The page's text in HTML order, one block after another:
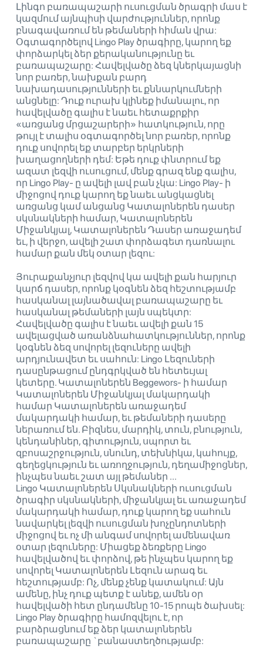
Լինգո բառապաշարի ուսուցման ծրագրի մաս է
կազմում այնպիսի վարժություններ, որոնք
բնագավառում են թեմաների հիման վրա:
Օգտագործելով Lingo Play ծրագիրը, կարող եք
փորձարկել ձեր քերականությունը եւ
բառապաշարը: Հավելվածը ձեզ կներկայացնի
նոր բառեր, նախքան բարդ
նախադասությունների եւ քննարկումների
անցնելը: Դուք ուրախ կլինեք իմանալու, որ
հավելվածը գալիս է նաեւ հետաքրքիր
«առցանց մրցաշարերի» հատկություն, որը
թույլ է տալիս օգտագործել նոր բառեր, որոնք
դուք սովորել եք տարբեր երկրների
խաղացողների դեմ: Եթե ​​դուք փնտրում եք
ազատ լեզվի ուսուցում, մենք գրազ ենք գալիս,
որ Lingo Play- ը ավելի լավ բան չկա: Lingo Play- ի
միջոցով դուք կարող եք նաեւ անցկացնել
առցանց կամ անցանց Կատալոներեն դասեր
սկսնակների համար, Կատալոներեն
Միջանկյալ, Կատալոներեն Դասեր առաջադեմ
եւ, ի վերջո, ավելի շատ փորձագետ դառնալու
համար քան մեկ օտար լեզու:
Յուրաքանչյուր լեզվով կա ավելի քան հարյուր
կարճ դասեր, որոնք կօգնեն ձեզ հեշտությամբ
հասկանալ լայնածավալ բառապաշարը եւ
հասկանալ թեմաների լայն սպեկտր:
Հավելվածը գալիս է նաեւ ավելի քան 15
ավելացված առանձնահատկություններ, որոնք
կօգնեն ձեզ սովորել լեզուները ավելի
արդյունավետ եւ սահուն: Lingo Լեզուների
դասընթացում ընդգրկված են հետեւյալ
կետերը. Կատալոներեն Beggewors- ի համար
Կատալոներեն Միջանկյալ մակարդակի
համար Կատալոներեն առաջադեմ
մակարդակի համար, եւ թեմաների դասերը
ներառում են. Բիզնես, մարդիկ, տուն, բնություն,
կենդանիներ, գիտություն, սպորտ եւ
զբոսաշրջություն, սնունդ, տեխնիկա, կահույք,
գեղեցկություն եւ առողջություն, դեղամիջոցներ,
ինչպես նաեւ շատ այլ թեմաներ ...
Lingo Կատալոներեն Սկսնակների ուսուցման
ծրագիր սկսնակների, միջանկյալ եւ առաջադեմ
մակարդակի համար, դուք կարող եք սահուն
նավարկել լեզվի ուսուցման խոչընդոտների
միջոցով եւ ոչ մի անգամ սովորել ամենավառ
օտար լեզուները: Միացեք ձեռքերը Lingo
հավելվածով եւ փորձով, թե ինչպես կարող եք
սովորել Կատալոներեն Լեզուն արագ եւ
հեշտությամբ: Ոչ, մենք չենք կատակում: Այն
ամենը, ինչ դուք պետք է անեք, ամեն օր
հավելվածի հետ ընդամենը 10-15 րոպե ծախսել:
Lingo Play ծրագիրը համոզվելու է, որ
բարձրացնում եք ձեր կատալոներեն
բառապաշարը `բանաստեղծությամբ: